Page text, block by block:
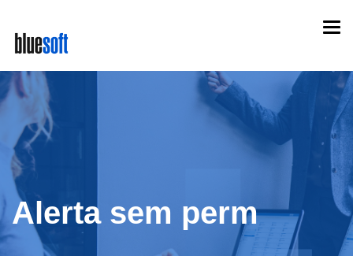
main
content
Alerta sem perm